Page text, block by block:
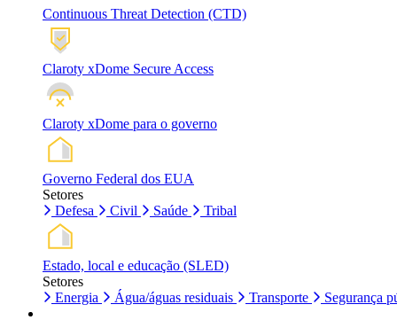
Continuous Threat Detection (CTD)
Claroty xDome Secure Access
Claroty xDome para o governo
Governo Federal dos EUA
Setores
Defesa
Civil Saúde Tribal
Estado, local e educação (SLED)
Setores
Energia
Água/águas residuais Transporte Segurança